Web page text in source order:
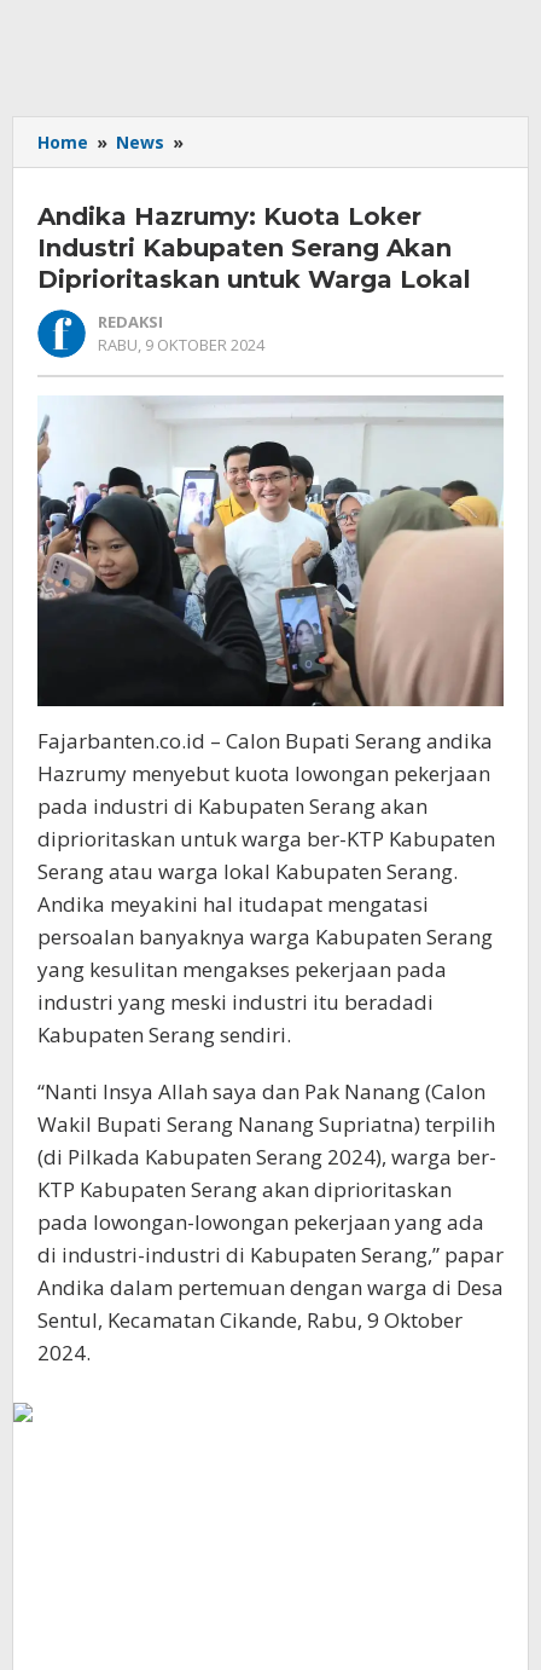
Home » News »
Hazrumy:
Loker
Industri
Kabupaten
Serang
Diprioritaskan
untuk
Warga
Lokal
Andika Hazrumy: Kuota Loker
Industri Kabupaten Serang Akan
Diprioritaskan untuk Warga Lokal
REDAKSI
RABU, 9 OKTOBER 2024
Fajarbanten.co.id – Calon Bupati Serang andika
Hazrumy menyebut kuota lowongan pekerjaan
pada industri di Kabupaten Serang akan
diprioritaskan untuk warga ber-KTP Kabupaten
Serang atau warga lokal Kabupaten Serang.
Andika meyakini hal itudapat mengatasi
persoalan banyaknya warga Kabupaten Serang
yang kesulitan mengakses pekerjaan pada
industri yang meski industri itu beradadi
Kabupaten Serang sendiri.
“Nanti Insya Allah saya dan Pak Nanang (Calon
Wakil Bupati Serang Nanang Supriatna) terpilih
(di Pilkada Kabupaten Serang 2024), warga ber-
KTP Kabupaten Serang akan diprioritaskan
pada lowongan-lowongan pekerjaan yang ada
di industri-industri di Kabupaten Serang,” papar
Andika dalam pertemuan dengan warga di Desa
Sentul, Kecamatan Cikande, Rabu, 9 Oktober
2024.